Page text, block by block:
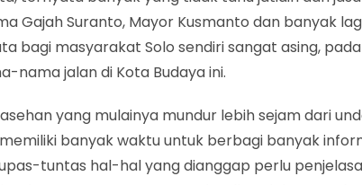
Gajah Suranto, Mayor Kusmanto dan banyak
bagi masyarakat Solo sendiri sangat asing,
nama jalan di Kota Budaya ini.
yang mulainya mundur lebih sejam dari
memiliki banyak waktu untuk berbagi banyak
tuntas hal-hal yang dianggap perlu